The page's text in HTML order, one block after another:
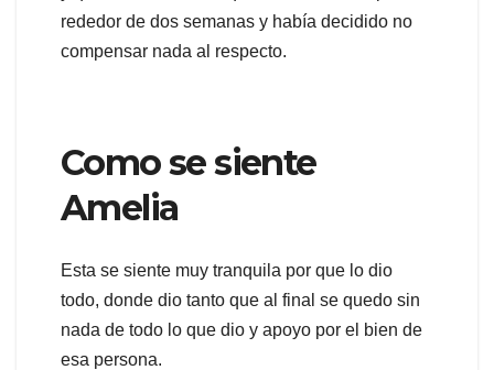
rededor de dos semanas y había decidido no
compensar nada al respecto.
Como se siente
Amelia
Esta se siente muy tranquila por que lo dio
todo, donde dio tanto que al final se quedo sin
nada de todo lo que dio y apoyo por el bien de
esa persona.